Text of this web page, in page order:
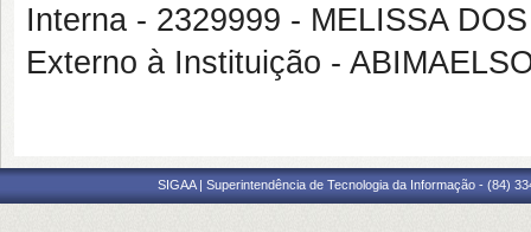
Interna - 2329999 - MELISSA
Externo à Instituição -
SIGAA | Superintendência de Tecnologia da Informação - (84)